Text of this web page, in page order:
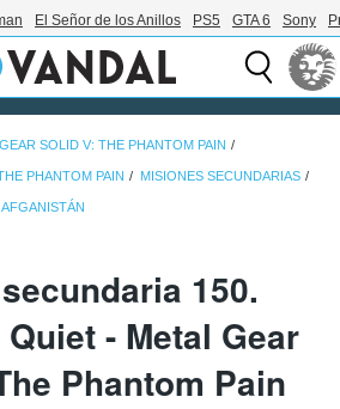
El Señor de los Anillos PS5 GTA 6 Sony
SOLID V: THE PHANTOM PAIN
PHANTOM PAIN MISIONES SECUNDARIAS
150.
- Metal Gear
Phantom Pain